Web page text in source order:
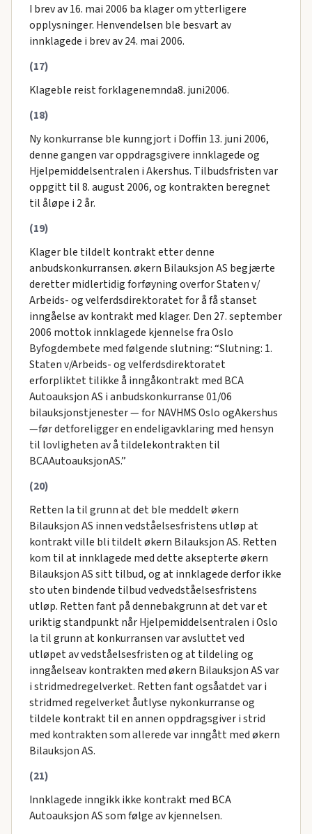
I brev av 16. mai 2006 ba klager om ytterligere
opplysninger. Henvendelsen ble besvart av
innklagede i brev av 24. mai 2006.
(17)
Klageble reist forklagenemnda8. juni2006.
(18)
Ny konkurranse ble kunngjort i Doffin 13. juni 2006,
denne gangen var oppdragsgivere innklagede og
Hjelpemiddelsentralen i Akershus. Tilbudsfristen var
oppgitt til 8. august 2006, og kontrakten beregnet
til åløpe i 2 år.
(19)
Klager ble tildelt kontrakt etter denne
anbudskonkurransen. økern Bilauksjon AS begjærte
deretter midlertidig forføyning overfor Staten v/
Arbeids- og velferdsdirektoratet for å få stanset
inngåelse av kontrakt med klager. Den 27. september
2006 mottok innklagede kjennelse fra Oslo
Byfogdembete med følgende slutning: “Slutning: 1.
Staten v/Arbeids- og velferdsdirektoratet
erforpliktet tilikke å inngåkontrakt med BCA
Autoauksjon AS i anbudskonkurranse 01/06
bilauksjonstjenester — for NAVHMS Oslo ogAkershus
—før detforeligger en endeligavklaring med hensyn
til lovligheten av å tildelekontrakten til
BCAAutoauksjonAS.”
(20)
Retten la til grunn at det ble meddelt økern
Bilauksjon AS innen vedståelsesfristens utløp at
kontrakt ville bli tildelt økern Bilauksjon AS. Retten
kom til at innklagede med dette aksepterte økern
Bilauksjon AS sitt tilbud, og at innklagede derfor ikke
sto uten bindende tilbud vedvedståelsesfristens
utløp. Retten fant på dennebakgrunn at det var et
uriktig standpunkt når Hjelpemiddelsentralen i Oslo
la til grunn at konkurransen var avsluttet ved
utløpet av vedståelsesfristen og at tildeling og
inngåelseav kontrakten med økern Bilauksjon AS var
i stridmedregelverket. Retten fant ogsåatdet var i
stridmed regelverket åutlyse nykonkurranse og
tildele kontrakt til en annen oppdragsgiver i strid
med kontrakten som allerede var inngått med økern
Bilauksjon AS.
(21)
Innklagede inngikk ikke kontrakt med BCA
Autoauksjon AS som følge av kjennelsen.